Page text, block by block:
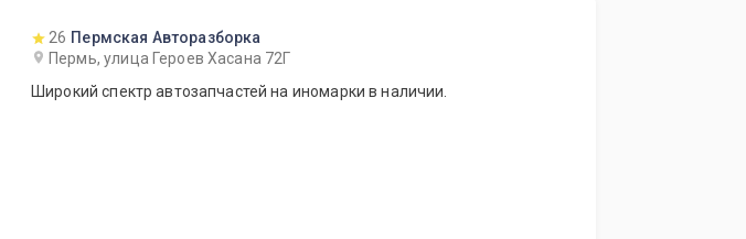
26 Пермская Авторазборка
Пермь, улица Героев Хасана 72Г
Широкий спектр автозапчастей на иномарки в наличии.